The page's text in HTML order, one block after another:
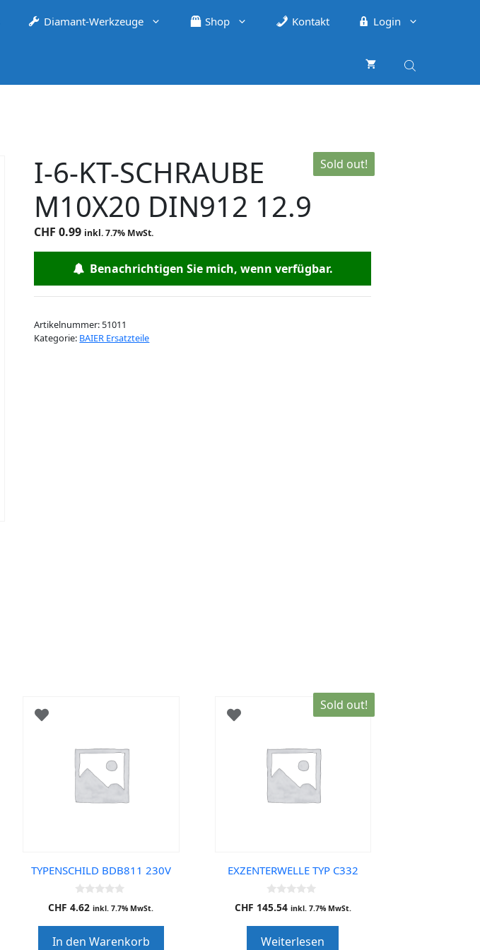
Diamant-Werkzeuge Shop Kontakt Login
Sold out!
I-6-KT-SCHRAUBE
M10X20 DIN912 12.9
CHF 0.99 inkl. 7.7% MwSt.
Benachrichtigen Sie mich, wenn verfügbar.
Artikelnummer: 51011
Kategorie: BAIER Ersatzteile
TYPENSCHILD BDB811 230V
0
o
o
CHF 4.62 inkl. 7.7% MwSt.
In den Warenkorb
Sold out!
EXZENTERWELLE TYP C332
0
o
o
CHF 145.54 inkl. 7.7% MwSt.
Weiterlesen